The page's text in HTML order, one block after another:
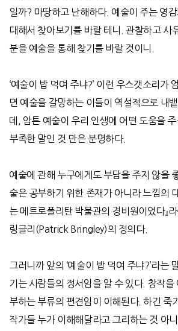
일까? 마땅하고 난해하다. 예술이 주는 영
대해서 찾아보기를 바랄 테니. 관찰하고 사
분을 예술을 통해 찾기를 바랄 것이니.
‘예술이 밥 먹여 주냐?’ 이런 우스갯소리가
면 예술을 갈망하는 이들이 역설적으로 내
데 , 암튼 예술이 우리 인생에 어떤 도움을 주
부족한 말인 것 만은 분명하다.
예술에 관해 누구에게도 부담을 주지 않을
술은 공부하기 위한 존재가 아니라 느낌의
는 메트로폴리탄 박물관의 경비원이었다』
링글리 (Patrick Bringley)의 정의다.
그러니까 앞의 ‘예술이 밥 먹여 주냐?’라는
기는 사람들의 정서임을 알 수 있다. 창작을
부하는 부류의 편견임이 이해된다.하긴 죽
작가들 누가 이해해달라고 그리하는 것 아